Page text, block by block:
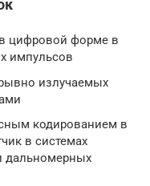
цифровой форме в
импульсов
излучаемых
кодированием в
в системах
дальномерных